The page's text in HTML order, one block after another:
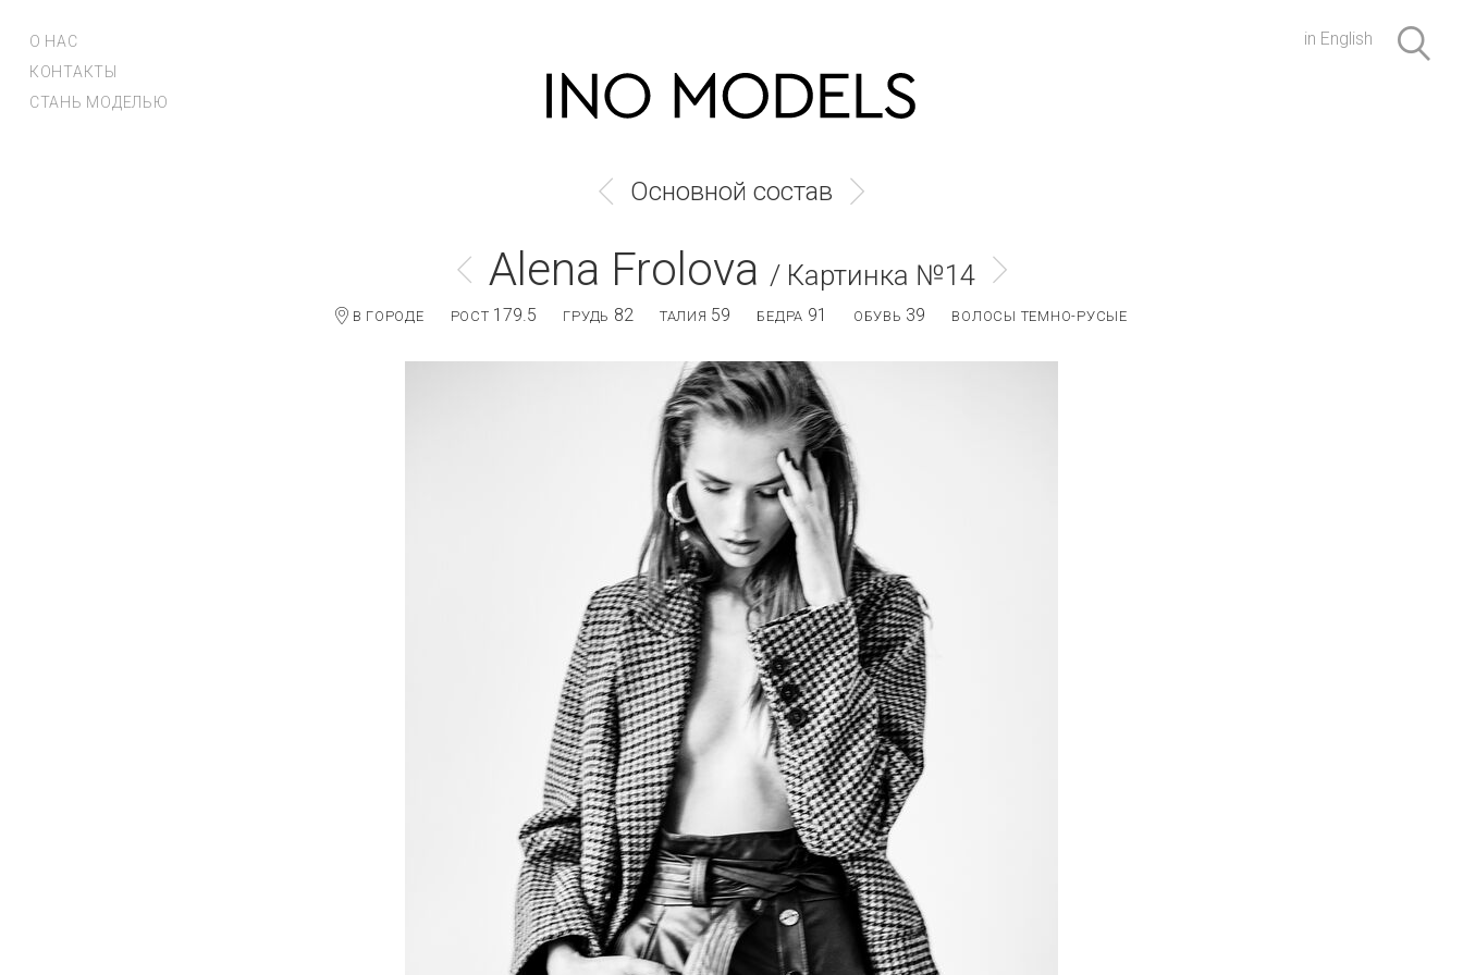
in English
О НАС
КОНТАКТЫ
СТАНЬ МОДЕЛЬЮ
Основной состав
Alena Frolova / Картинка №14
В ГОРОДЕ РОСТ 179.5 ГРУДЬ 82 ТАЛИЯ 59 БЕДРА 91 ОБУВЬ 39 ВОЛОСЫ ТЕМНО-РУСЫЕ